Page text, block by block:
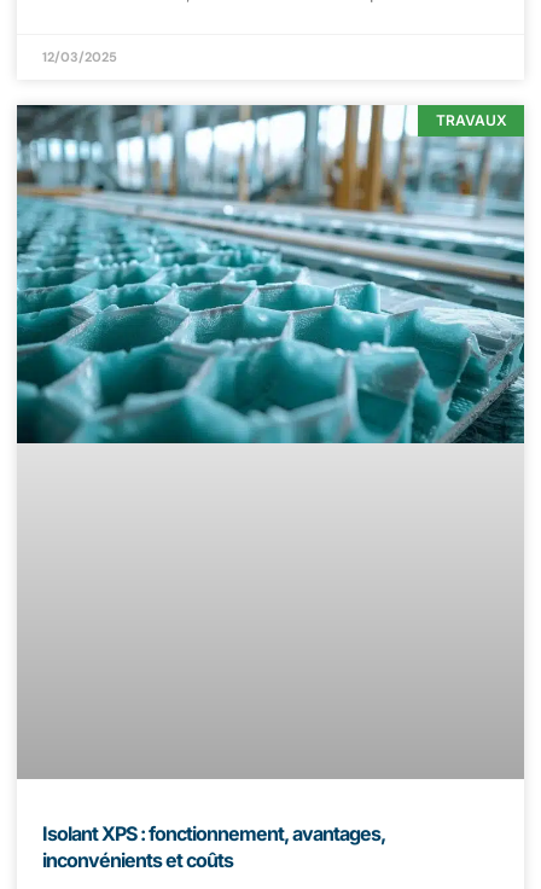
12/03/2025
TRAVAUX
Isolant XPS : fonctionnement, avantages,
inconvénients et coûts